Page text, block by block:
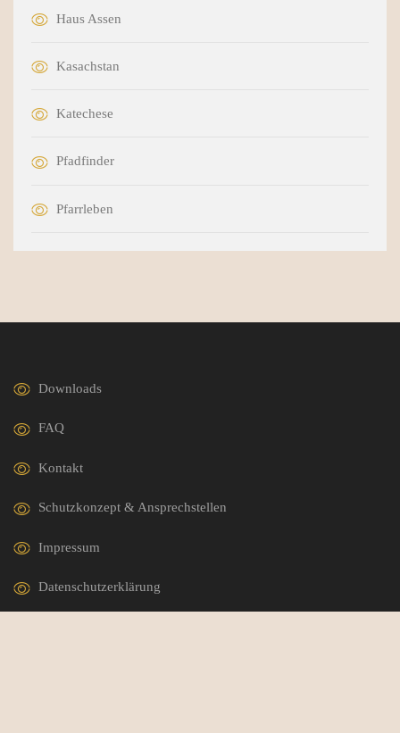
Haus Assen
Kasachstan
Katechese
Pfadfinder
Pfarrleben
Downloads
FAQ
Kontakt
Schutzkonzept & Ansprechstellen
Impressum
Datenschutzerklärung